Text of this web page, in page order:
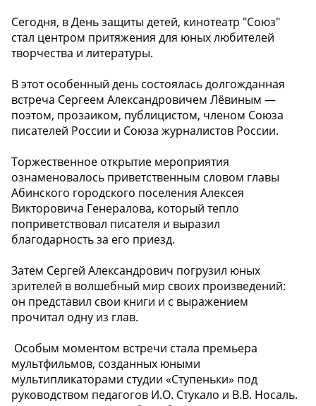
Сегодня, в День защиты детей, кинотеатр "Союз"
стал центром притяжения для юных любителей
творчества и литературы.
В этот особенный день состоялась долгожданная
встреча Сергеем Александровичем Лёвиным —
поэтом, прозаиком, публицистом, членом Союза
писателей России и Союза журналистов России.
Торжественное открытие мероприятия
ознаменовалось приветственным словом главы
Абинского городского поселения Алексея
Викторовича Генералова, который тепло
поприветствовал писателя и выразил
благодарность за его приезд.
Затем Сергей Александрович погрузил юных
зрителей в волшебный мир своих произведений:
он представил свои книги и с выражением
прочитал одну из глав.
️ Особым моментом встречи стала премьера
мультфильмов, созданных юными
мультипликаторами студии «Ступеньки» под
руководством педагогов И.О. Стукало и В.В. Носаль.